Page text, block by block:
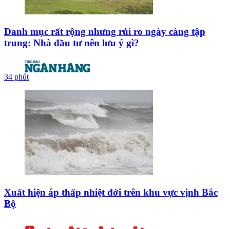
Danh mục rất rộng nhưng rủi ro ngày càng tập
trung: Nhà đầu tư nên lưu ý gì?
34 phút
Xuất hiện áp thấp nhiệt đới trên khu vực vịnh Bắc
Bộ